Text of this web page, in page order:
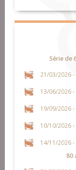
Série de
21/03/2026
13/06/2026
19/09/2026
10/10/2026
14/11/2026
80